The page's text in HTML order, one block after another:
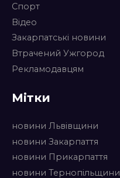
Спорт
Відео
Закарпатські новини
Втрачений Ужгород
Рекламодавцям
Мітки
новини Львівщини
новини Закарпаття
новини Прикарпаття
новини Тернопільщини